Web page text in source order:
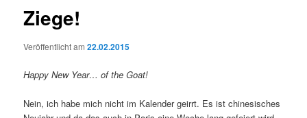
Ziege!
Veröffentlicht am22.02.2015
Happy New Year… of the Goat!
Nein, ich habe mich nicht im Kalender geirrt. Es ist chinesisches